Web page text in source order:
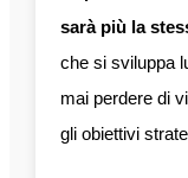
sarà più la
che si sviluppa
mai perdere di
gli obiettivi